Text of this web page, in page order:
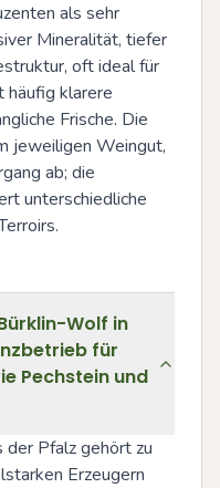
als sehr
Mineralität, tiefer
oft ideal für
häufig klarere
Frische. Die
jeweiligen Weingut,
ab; die
unterschiedliche
Wolf in
für
Pechstein und
der Pfalz gehört zu
Erzeugern